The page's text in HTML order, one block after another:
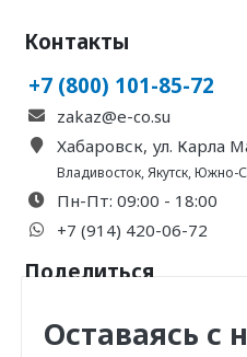
Контакты
+7 (800) 101-85-72
zakaz@e-co.su
Хабаровск, ул. Карла
Владивосток,Якутск,Южно-
Пн-Пт: 09:00 - 18:00
+7 (914) 420-06-72
Поделиться
Оставаясь с